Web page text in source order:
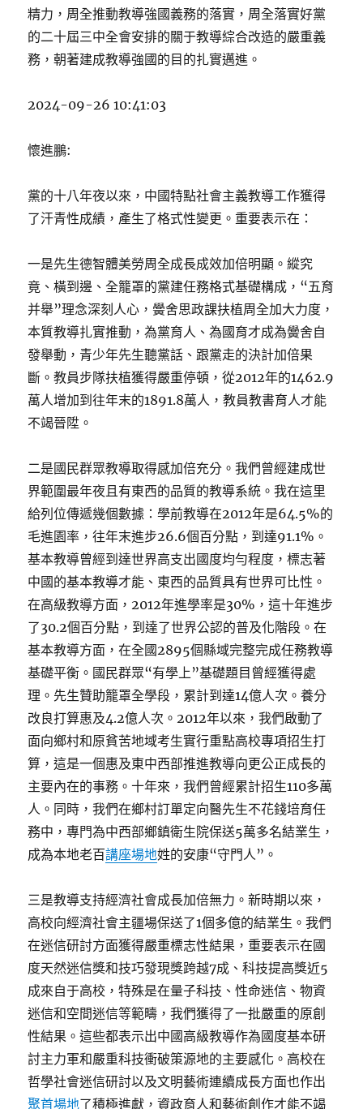
精力，周全推動教導強國義務的落實，周全落實好黨
的二十屆三中全會安排的關于教導綜合改造的嚴重義
務，朝著建成教導強國的目的扎實邁進。
2024-09-26 10:41:03
懷進鵬:
黨的十八年夜以來，中國特點社會主義教導工作獲得
了汗青性成績，產生了格式性變更。重要表示在：
一是先生德智體美勞周全成長成效加倍明顯。縱究
竟、橫到邊、全籠罩的黨建任務格式基礎構成，“五育
并舉”理念深刻人心，黌舍思政課扶植周全加大力度，
本質教導扎實推動，為黨育人、為國育才成為黌舍自
發舉動，青少年先生聽黨話、跟黨走的決計加倍果
斷。教員步隊扶植獲得嚴重停頓，從2012年的1462.9
萬人增加到往年末的1891.8萬人，教員教書育人才能
不竭晉陞。
二是國民群眾教導取得感加倍充分。我們曾經建成世
界範圍最年夜且有東西的品質的教導系統。我在這里
給列位傳遞幾個數據：學前教導在2012年是64.5%的
毛進園率，往年末進步26.6個百分點，到達91.1%。
基本教導曾經到達世界高支出國度均勻程度，標志著
中國的基本教導才能、東西的品質具有世界可比性。
在高級教導方面，2012年進學率是30%，這十年進步
了30.2個百分點，到達了世界公認的普及化階段。在
基本教導方面，在全國2895個縣域完整完成任務教導
基礎平衡。國民群眾“有學上”基礎題目曾經獲得處
理。先生贊助籠罩全學段，累計到達14億人次。養分
改良打算惠及4.2億人次。2012年以來，我們啟動了
面向鄉村和原貧苦地域考生實行重點高校專項招生打
算，這是一個惠及東中西部推進教導向更公正成長的
主要內在的事務。十年來，我們曾經累計招生110多萬
人。同時，我們在鄉村訂單定向醫先生不花錢培育任
務中，專門為中西部鄉鎮衛生院保送5萬多名結業生，
成為本地老百講座場地姓的安康“守門人”。
三是教導支持經濟社會成長加倍無力。新時期以來，
高校向經濟社會主疆場保送了1個多億的結業生。我們
在迷信研討方面獲得嚴重標志性結果，重要表示在國
度天然迷信獎和技巧發現獎跨越7成、科技提高獎近5
成來自于高校，特殊是在量子科技、性命迷信、物資
迷信和空間迷信等範疇，我們獲得了一批嚴重的原創
性結果。這些都表示出中國高級教導作為國度基本研
討主力軍和嚴重科技衝破策源地的主要感化。高校在
哲學社會迷信研討以及文明藝術連續成長方面也作出
聚首場地了積極進獻，資政育人和藝術創作才能不竭